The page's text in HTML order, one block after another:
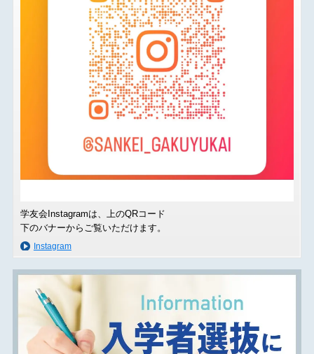
学友会Instagramは、上のQRコード
下のバナーからご覧いただけます。
Instagram